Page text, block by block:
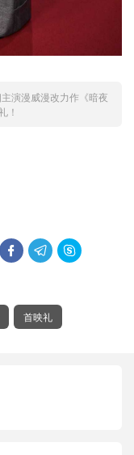
演漫威漫改力作《暗夜
！
  
首映礼